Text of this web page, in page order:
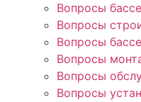
Вопросы
Вопросы
Вопросы
Вопросы
Вопросы
Вопросы